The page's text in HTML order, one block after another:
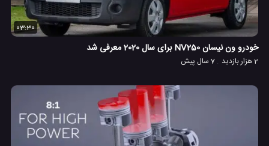
03:30
خودرو ون نیسان NV250 برای سال 2020 معرفی شد
2 هزار بازدید 7 سال پیش